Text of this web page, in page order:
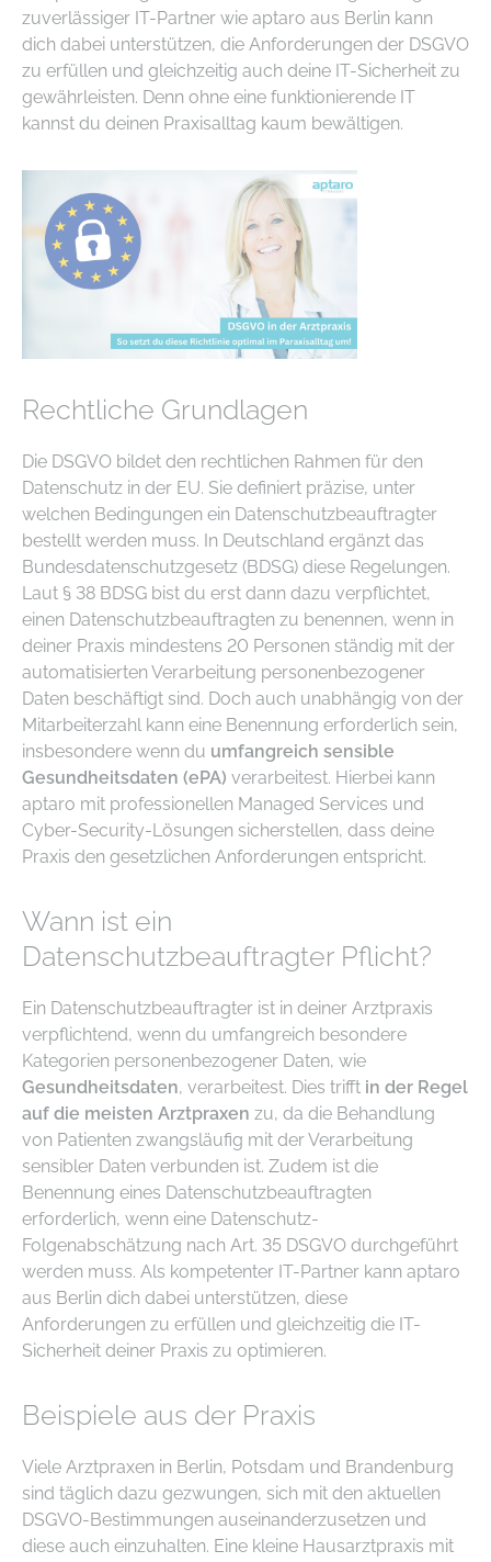
zuverlässiger IT-Partner wie aptaro aus Berlin kann
dich dabei unterstützen, die Anforderungen der DSGVO
zu erfüllen und gleichzeitig auch deine IT-Sicherheit zu
gewährleisten. Denn ohne eine funktionierende IT
kannst du deinen Praxisalltag kaum bewältigen.
Rechtliche Grundlagen
Die DSGVO bildet den rechtlichen Rahmen für den
Datenschutz in der EU. Sie definiert präzise, unter
welchen Bedingungen ein Datenschutzbeauftragter
bestellt werden muss. In Deutschland ergänzt das
Bundesdatenschutzgesetz (BDSG) diese Regelungen.
Laut § 38 BDSG bist du erst dann dazu verpflichtet,
einen Datenschutzbeauftragten zu benennen, wenn in
deiner Praxis mindestens 20 Personen ständig mit der
automatisierten Verarbeitung personenbezogener
Daten beschäftigt sind. Doch auch unabhängig von der
Mitarbeiterzahl kann eine Benennung erforderlich sein,
insbesondere wenn du umfangreich sensible
Gesundheitsdaten (ePA) verarbeitest. Hierbei kann
aptaro mit professionellen Managed Services und
Cyber-Security-Lösungen sicherstellen, dass deine
Praxis den gesetzlichen Anforderungen entspricht.
Wann ist ein
Datenschutzbeauftragter Pflicht?
Ein Datenschutzbeauftragter ist in deiner Arztpraxis
verpflichtend, wenn du umfangreich besondere
Kategorien personenbezogener Daten, wie
Gesundheitsdaten, verarbeitest. Dies trifft in der Regel
auf die meisten Arztpraxen zu, da die Behandlung
von Patienten zwangsläufig mit der Verarbeitung
sensibler Daten verbunden ist. Zudem ist die
Benennung eines Datenschutzbeauftragten
erforderlich, wenn eine Datenschutz-
Folgenabschätzung nach Art. 35 DSGVO durchgeführt
werden muss. Als kompetenter IT-Partner kann aptaro
aus Berlin dich dabei unterstützen, diese
Anforderungen zu erfüllen und gleichzeitig die IT-
Sicherheit deiner Praxis zu optimieren.
Beispiele aus der Praxis
Viele Arztpraxen in Berlin, Potsdam und Brandenburg
sind täglich dazu gezwungen, sich mit den aktuellen
DSGVO-Bestimmungen auseinanderzusetzen und
diese auch einzuhalten. Eine kleine Hausarztpraxis mit